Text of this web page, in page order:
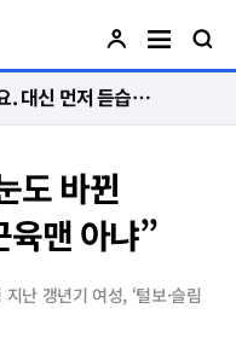
“절대 먼저 말하지 않아요. 대신 먼저 듣습니다”
도 바뀐
육맨 아냐”
난 갱년기 여성, ‘털보·슬림